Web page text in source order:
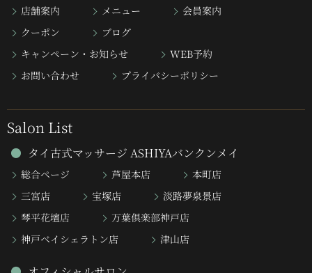
店舗案内
メニュー
会員案内
クーポン
ブログ
キャンペーン・お知らせ
WEB予約
お問い合わせ
プライバシーポリシー
Salon List
タイ古式マッサージ ASHIYAバンクンメイ
総合ページ 芦屋本店
本町店
三宮店
宝塚店
淡路夢泉景店
琴平花壇店
万葉倶楽部神戸店
神戸ベイシェラトン店
津山店